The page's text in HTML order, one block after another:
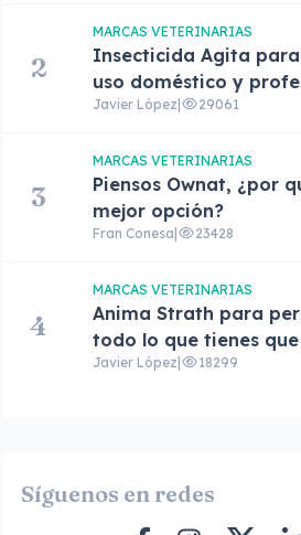
2
MARCAS VETERINARIAS
Insecticida Agita
uso doméstico y
Javier López 29061
3
MARCAS VETERINARIAS
Piensos Ownat, ¿por
mejor opción?
Fran Conesa 23428
4
MARCAS VETERINARIAS
Anima Strath para
todo lo que tienes
Javier López 18299
Síguenos en redes